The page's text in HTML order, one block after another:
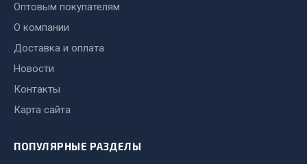
Весь раздел
Автолампы
Вилки нагрузочные
Оптовым покупателям
О компании
Доставка и оплата
Новости
Контакты
Карта сайта
ПОПУЛЯРНЫЕ РАЗДЕЛЫ